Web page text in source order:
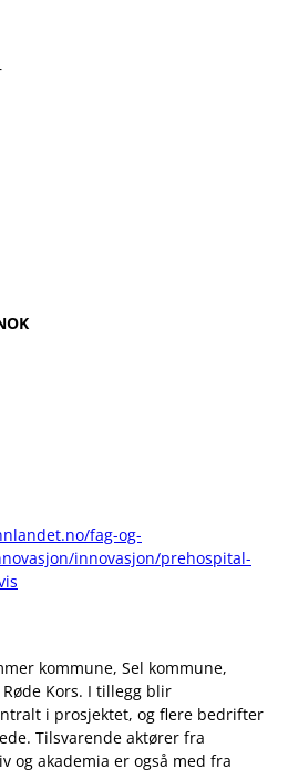
fag-og-
innovasjon/prehospital-
kommune, Sel kommune,
Røde Kors. I tillegg blir
i prosjektet, og flere bedrifter
Tilsvarende aktører fra
og akademia er også med fra